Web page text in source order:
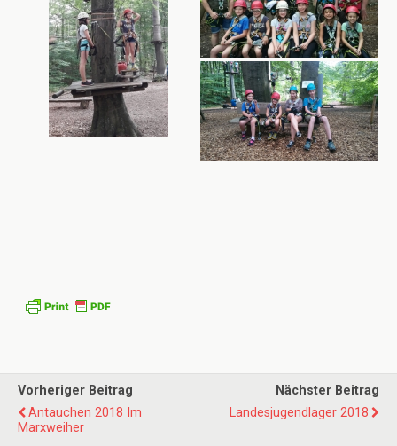
Vorheriger Beitrag
Antauchen 2018 Im
Marxweiher
Nächster Beitrag
Landesjugendlager 2018